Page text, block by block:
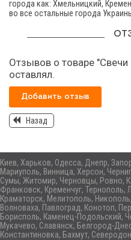
города как: Хмельницкий,
во все остальные города
Отзывов о товаре
оставлял.
Добавить отзыв
Назад
Киев, Харьков, Одесса, Днепр,
Мариуполь, Винница, Херсон,
Сумы, Житомир, Черновцы, Ровно,
Франковск, Кременчуг, Тернополь,
Краматорск, Мелитополь,
Волноваха, Павлоград, Конотоп,
Борисполь, Каменец-Подольский,
Мукачево, Славянск, Белгород-
Константиновка, Бахмут,